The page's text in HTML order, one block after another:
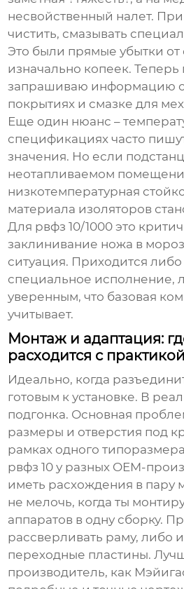
несвойственный налет.
чистить, смазывать
Это были прямые убытки
изначально копеек.
запрашиваю информацию
покрытиях и смазке для
Еще один нюанс –
спецификациях часто
значения. Но если
неотапливаемом
низкотемпературная
материала изоляторов
Для рвфз 10/1000 это
заклинивание ножа в
ситуация. Приходится либо
специальное исполнение,
уверенным, что базовая
учитывает.
Монтаж и адаптация:
расходится с практикой
Идеально, когда
готовым к установке. В
подгонка. Основная
размеры и отверстия под
рамках одного типоразмера
рвфз 10 у разных OEM-
иметь расхождения в пару
не мелочь, когда ты
аппаратов в одну сборку.
рассверливать раму, либо
переходные пластины.
производитель, как